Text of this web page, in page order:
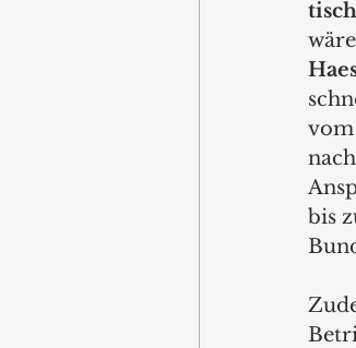
vom
bis